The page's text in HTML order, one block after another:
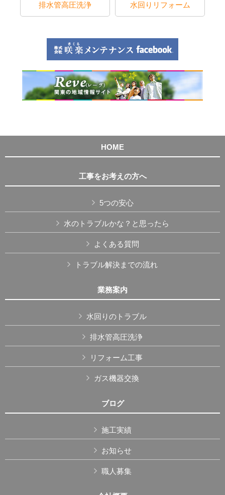
排水管高圧洗浄 水回りリフォーム
HOME
工事をお考えの方へ
5つの安心
水のトラブルかな？と思ったら
よくある質問
トラブル解決までの流れ
業務案内
水回りのトラブル
排水管高圧洗浄
リフォーム工事
ガス機器交換
ブログ
施工実績
お知らせ
職人募集